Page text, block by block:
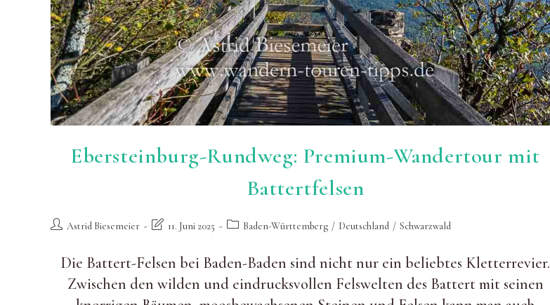
Ebersteinburg-Rundweg: Premium-Wandertour mit
Battertfelsen
Beitrags-Astrid Biesemeier
Beitrag
geändert
am:
11. Juni 2025
Beitrags-Baden-Württemberg / Deutschland / Schwarzwald
Die Battert-Felsen bei Baden-Baden sind nicht nur ein beliebtes Kletterrevier.
Zwischen den wilden und eindrucksvollen Felswelten des Battert mit seinen